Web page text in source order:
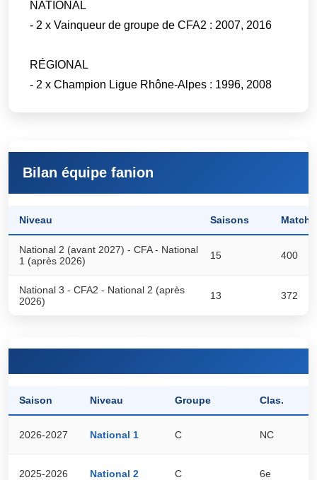
NATIONAL
- 2 x Vainqueur de groupe de CFA2 : 2007, 2016
RÉGIONAL
- 2 x Champion Ligue Rhône-Alpes : 1996, 2008
Bilan équipe fanion
Niveau Saisons Matchs
National 2 (avant 2027) - CFA - National
1 (après 2026)
15 400
National 3 - CFA2 - National 2 (après
2026)
13 372
Saison Niveau Groupe Clas.
2026-2027 National 1 C NC
2025-2026 National 2 C 6e